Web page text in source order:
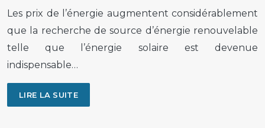
Les prix de l’énergie augmentent considérablement
que la recherche de source d’énergie renouvelable
telle que l’énergie solaire est devenue
indispensable…
LIRE LA SUITE